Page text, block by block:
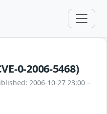
0-2006-5468)
2006-10-27 23:00 –